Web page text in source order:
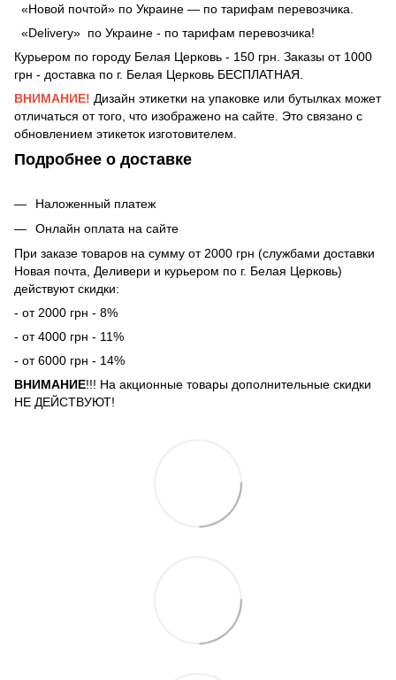
«Новой почтой» по Украине — по тарифам перевозчика.
«Delivery» по Украине - по тарифам перевозчика!
Курьером по городу Белая Церковь - 150 грн. Заказы от 1000
грн - доставка по г. Белая Церковь БЕСПЛАТНАЯ.
ВНИМАНИЕ! Дизайн этикетки на упаковке или бутылках может
отличаться от того, что изображено на сайте. Это связано с
обновлением этикеток изготовителем.
Подробнее о доставке
Наложенный платеж
Онлайн оплата на сайте
При заказе товаров на сумму от 2000 грн (службами доставки
Новая почта, Деливери и курьером по г. Белая Церковь)
действуют скидки:
- от 2000 грн - 8%
- от 4000 грн - 11%
- от 6000 грн - 14%
ВНИМАНИЕ!!! На акционные товары дополнительные скидки
НЕ ДЕЙСТВУЮТ!